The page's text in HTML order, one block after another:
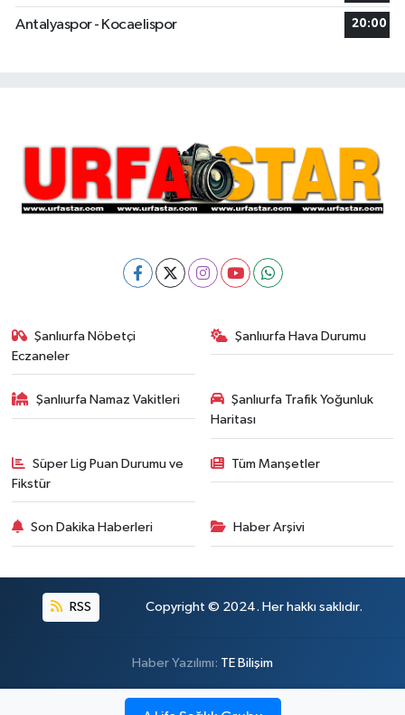
Antalyaspor - Kocaelispor 20:00
Şanlıurfa Nöbetçi
Eczaneler
Şanlıurfa Hava Durumu
Şanlıurfa Namaz Vakitleri
Şanlıurfa Trafik Yoğunluk
Haritası
Süper Lig Puan Durumu ve
Fikstür
Tüm Manşetler
Son Dakika Haberleri Haber Arşivi
RSS Copyright © 2024. Her hakkı saklıdır.
Haber Yazılımı: TE Bilişim